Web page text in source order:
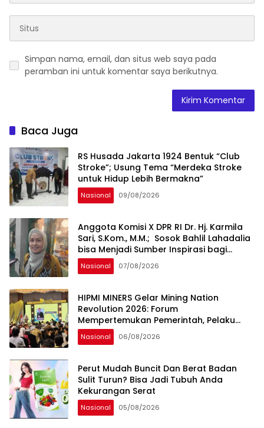
Simpan nama, email, dan situs web saya pada
peramban ini untuk komentar saya berikutnya.
Baca Juga
RS Husada Jakarta 1924 Bentuk “Club
Stroke”; Usung Tema “Merdeka Stroke
untuk Hidup Lebih Bermakna”
Nasional 09/08/2026
Anggota Komisi X DPR RI Dr. Hj. Karmila
Sari, S.Kom., M.M.; Sosok Bahlil Lahadalia
bisa Menjadi Sumber Inspirasi bagi
Generasi Muda, Pelaku Usaha,
Pemerintah, maupun Pemangku
sama Memberikan Kontribusi bagi
Pembangunan Nasional.
Nasional 07/08/2026
HIPMI MINERS Gelar Mining Nation
Revolution 2026: Forum
Mempertemukan Pemerintah, Pelaku
Industri, Investor, Akademisi, dan
Pengusaha dalam Mendukung
Nasional 06/08/2026
Perut Mudah Buncit Dan Berat Badan
Sulit Turun? Bisa Jadi Tubuh Anda
Kekurangan Serat
Nasional 05/08/2026